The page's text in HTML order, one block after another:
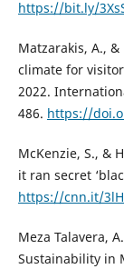
https://bit.ly/
Matzarakis, A.,
climate for
2022.
486. https://
McKenzie, S., &
it ran secret
https://cnn.it/
Meza Talavera,
Sustainability in